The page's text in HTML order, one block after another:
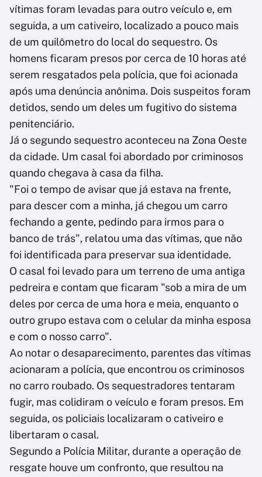
vítimas foram levadas para outro veículo e, em
seguida, a um cativeiro, localizado a pouco mais
de um quilômetro do local do sequestro. Os
homens ficaram presos por cerca de 10 horas até
serem resgatados pela polícia, que foi acionada
após uma denúncia anônima. Dois suspeitos foram
detidos, sendo um deles um fugitivo do sistema
penitenciário.
Já o segundo sequestro aconteceu na Zona Oeste
da cidade. Um casal foi abordado por criminosos
quando chegava à casa da filha.
"Foi o tempo de avisar que já estava na frente,
para descer com a minha, já chegou um carro
fechando a gente, pedindo para irmos para o
banco de trás", relatou uma das vítimas, que não
foi identificada para preservar sua identidade.
O casal foi levado para um terreno de uma antiga
pedreira e contam que ficaram "sob a mira de um
deles por cerca de uma hora e meia, enquanto o
outro grupo estava com o celular da minha esposa
e com o nosso carro".
Ao notar o desaparecimento, parentes das vítimas
acionaram a polícia, que encontrou os criminosos
no carro roubado. Os sequestradores tentaram
fugir, mas colidiram o veículo e foram presos. Em
seguida, os policiais localizaram o cativeiro e
libertaram o casal.
Segundo a Polícia Militar, durante a operação de
resgate houve um confronto, que resultou na